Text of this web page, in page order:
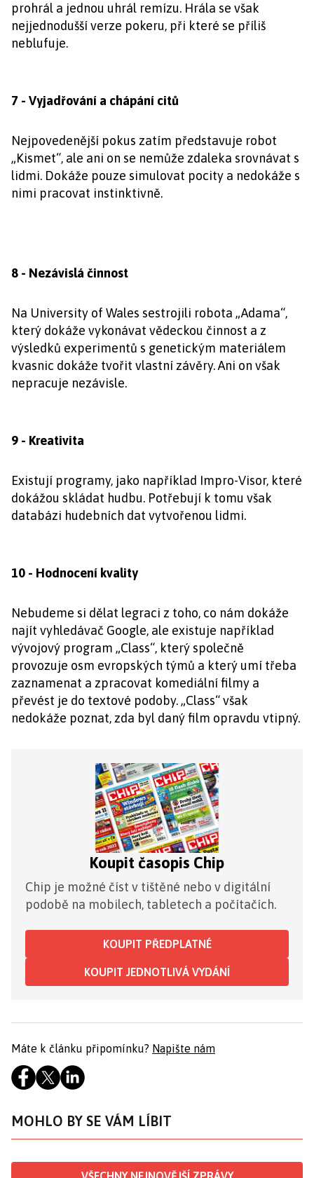
prohrál a jednou uhrál remízu. Hrála se však
nejjednodušší verze pokeru, při které se příliš
neblufuje.
7 - Vyjadřování a chápání citů
Nejpovedenější pokus zatím představuje robot
„Kismet“, ale ani on se nemůže zdaleka srovnávat s
lidmi. Dokáže pouze simulovat pocity a nedokáže s
nimi pracovat instinktivně.
8 - Nezávislá činnost
Na University of Wales sestrojili robota „Adama“,
který dokáže vykonávat vědeckou činnost a z
výsledků experimentů s genetickým materiálem
kvasnic dokáže tvořit vlastní závěry. Ani on však
nepracuje nezávisle.
9 - Kreativita
Existují programy, jako například Impro-Visor, které
dokážou skládat hudbu. Potřebují k tomu však
databázi hudebních dat vytvořenou lidmi.
10 - Hodnocení kvality
Nebudeme si dělat legraci z toho, co nám dokáže
najít vyhledávač Google, ale existuje například
vývojový program „Class“, který společně
provozuje osm evropských týmů a který umí třeba
zaznamenat a zpracovat komediální filmy a
převést je do textové podoby. „Class“ však
nedokáže poznat, zda byl daný film opravdu vtipný.
Koupit časopis Chip
Chip je možné číst v tištěné nebo v digitální
podobě na mobilech, tabletech a počítačích.
KOUPIT PŘEDPLATNÉ
KOUPIT JEDNOTLIVÁ VYDÁNÍ
Máte k článku připomínku? Napište nám
MOHLO BY SE VÁM LÍBIT